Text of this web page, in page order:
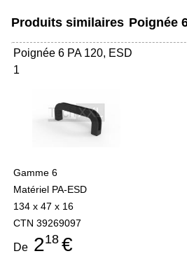
Produits similaires Poignée
Poignée 6 PA 120, ESD
1
Gamme 6
Matériel PA-ESD
134 x 47 x 16
CTN 39269097
De 218 €